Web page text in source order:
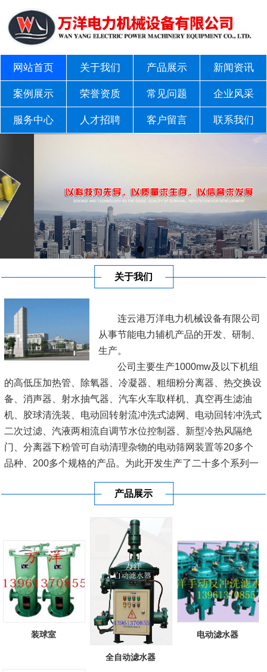
网站首页 关于我们 产品展示 新闻资讯
案例展示 荣誉资质 常见问题 企业风采
服务中心 人才招聘 客户留言 联系我们
关于我们
连云港万洋电力机械设备有限公司
从事节能电力辅机产品的开发、研制、
生产。
公司主要生产1000mw及以下机组
的高低压加热管、除氧器、冷凝器、粗细粉分离器、热交换设
备、消声器、射水抽气器、汽车火车取样机、真空再生滤油
机、胶球清洗装、电动回转射流冲洗式滤网、电动回转冲洗式
二次过滤、汽液两相流自调节水位控制器、新型冷热风隔绝
门、分离器下粉管可自动清理杂物的电动筛网装置等20多个
品种、200多个规格的产品。为此开发生产了二十多个系列一
厚爱。
连云港市万洋电力机械设备有限公司，位于新亚欧大陆桥东桥
[查看详情]
产品展示
装球室
全自动滤水器
电动滤水器